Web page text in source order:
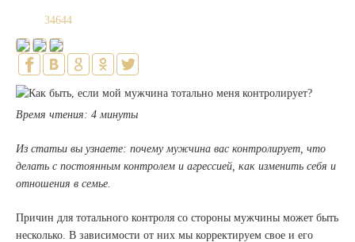
34644
Время чтения: 4 минуты
Из статьи вы узнаете: почему мужчина вас контролирует, что
делать с постоянным контролем и агрессией, как изменить себя и
отношения в семье.
Причин для тотального контроля со стороны мужчины может быть
несколько. В зависимости от них мы корректируем свое и его